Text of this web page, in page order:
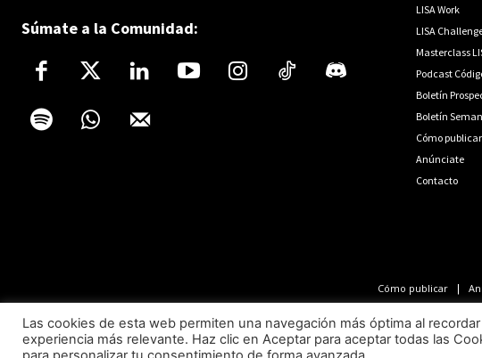
Súmate a la Comunidad:
LISA Work
LISA
Masterclass
Podcast
Boletín
Boletín
Cómo publicar
Anúnciate
Contacto
Cómo publicar
Las cookies de esta web permiten una navegación más óptima al
experiencia más relevante. Haz clic en Aceptar para aceptar todas las